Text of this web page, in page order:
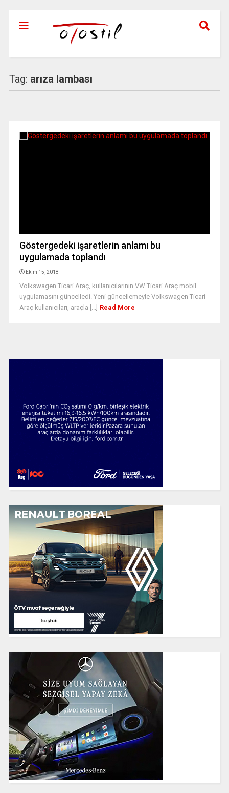
Tag: arıza lambası
Göstergedeki işaretlerin anlamı bu
uygulamada toplandı
Ekim 15, 2018
Volkswagen Ticari Araç, kullanıcılarının VW Ticari Araç mobil
uygulamasını güncelledi. Yeni güncellemeyle Volkswagen Ticari
Araç kullanıcıları, araçla [...] Read More